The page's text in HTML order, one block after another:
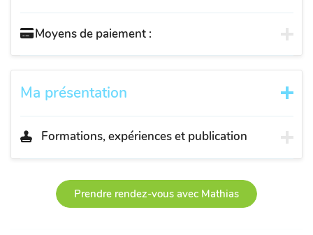
Moyens de paiement :
Ma présentation
Formations, expériences et publication
Prendre rendez-vous avec Mathias